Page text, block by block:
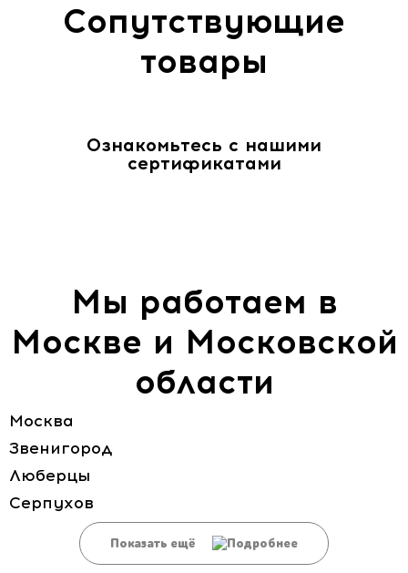
Сопутствующие
товары
Ознакомьтесь с нашими
сертификатами
Мы работаем в
Москве и Московской
области
Москва
Звенигород
Люберцы
Серпухов
Показать ещё